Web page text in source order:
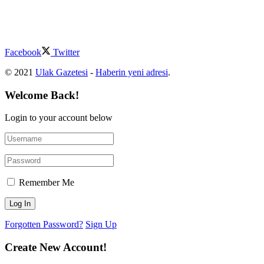
Facebook
Twitter
© 2021 Ulak Gazetesi - Haberin yeni adresi.
Welcome Back!
Login to your account below
Remember Me
Forgotten Password? Sign Up
Create New Account!